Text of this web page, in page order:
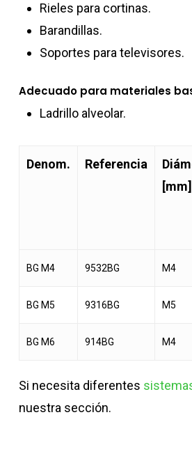
Rieles para cortinas.
Barandillas.
Soportes para televisores.
Adecuado para materiales
Ladrillo alveolar.
Denom. Referencia
[mm]
BG M4 9532BG M4
BG M5 9316BG M5
BG M6 914BG M4
Si necesita diferentes
nuestra sección.